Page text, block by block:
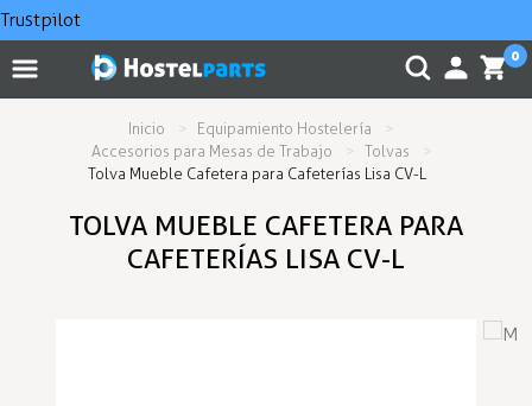
Trustpilot
0
Inicio
Equipamiento Hostelería
Accesorios para Mesas de Trabajo
Tolvas
Tolva Mueble Cafetera para Cafeterías Lisa CV-L
TOLVA MUEBLE CAFETERA PARA
CAFETERÍAS LISA CV-L